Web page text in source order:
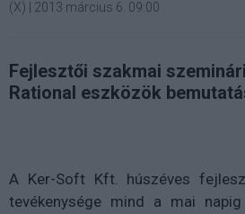
(X) 2013 március 6. 09:00
Fejlesztői szakmai
Rational eszközök
A Ker-Soft Kft. húszéves
tevékenysége mind a mai